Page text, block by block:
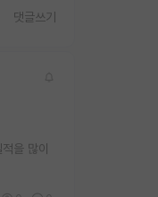
댓글쓰기
을 많이